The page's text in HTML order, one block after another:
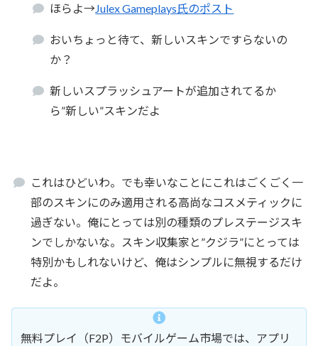
ほらよ→Julex Gameplays氏のポスト
おいちょっと待て、新しいスキンですらないの
か？
新しいスプラッシュアートが追加されてるか
ら”新しい”スキンだよ
これはひどいわ。でも幸いなことにこれはごくごく一
部のスキンにのみ適用される高尚なコスメティックに
過ぎない。俺にとっては別の種類のプレステージスキ
ンでしかないな。スキン収集家と”クジラ”にとっては
特別かもしれないけど、俺はシンプルに無視するだけ
だよ。
無料プレイ（F2P）モバイルゲーム市場では、アプリ